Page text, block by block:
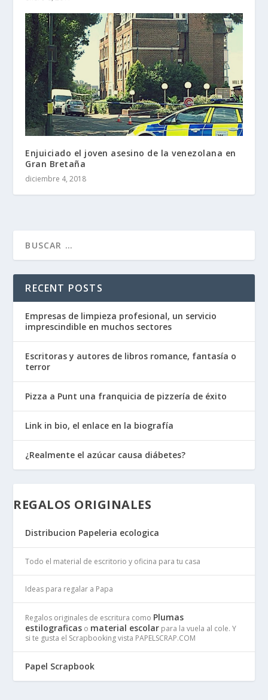
Enjuiciado el joven asesino de la venezolana en
Gran Bretaña
diciembre 4, 2018
RECENT POSTS
Empresas de limpieza profesional, un servicio
imprescindible en muchos sectores
Escritoras y autores de libros romance, fantasía o
terror
Pizza a Punt una franquicia de pizzería de éxito
Link in bio, el enlace en la biografía
¿Realmente el azúcar causa diábetes?
REGALOS ORIGINALES
Distribucion Papeleria ecologica
Todo el material de escritorio y oficina para tu casa
Ideas para regalar a Papa
Regalos originales de escritura como Plumas
estilograficas o material escolar para la vuela al cole. Y
si te gusta el Scrapbooking vista PAPELSCRAP.COM
Papel Scrapbook